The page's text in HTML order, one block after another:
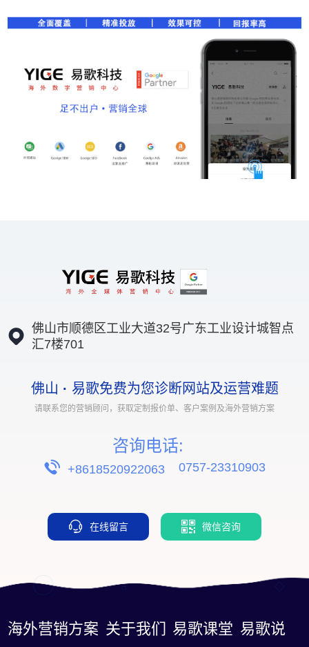
佛山市顺德区工业大道32号广东工业设计城智点
汇7楼701
佛山 · 易歌免费为您诊断网站及运营难题
请联系您的营销顾问，获取定制报价单、客户案例及海外营销方案
咨询电话:
+8618520922063 0757-23310903
在线留言 微信咨询
海外营销方案 关于我们 易歌课堂 易歌说